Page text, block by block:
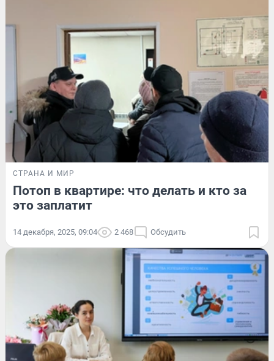
СТРАНА И МИР
Потоп в квартире: что делать и кто за
это заплатит
14 декабря, 2025, 09:04 2 468 Обсудить